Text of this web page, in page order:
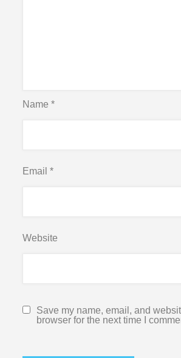
Name*
Email*
Website
Save my name, email, and
browser for the next time I